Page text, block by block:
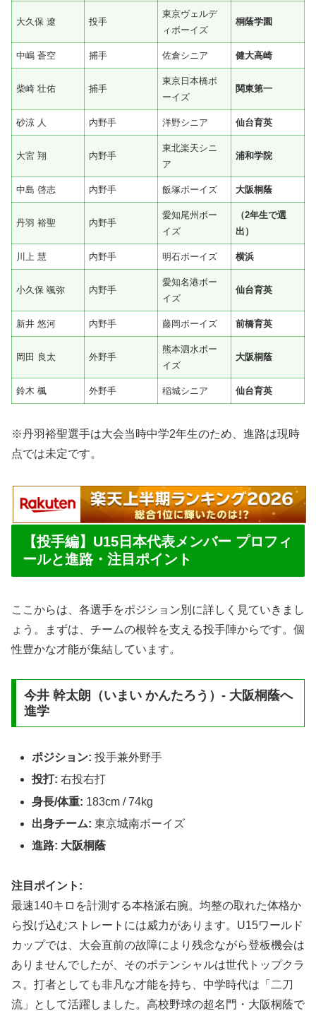
大久保 遼 投手
東京ヴェルデ
ィボーイズ
桐蔭学園
中嶋 蒼空 捕手 佐倉シニア 健大高崎
柴崎 壮佑 捕手
東京日本橋ボ
ーイズ
関東第一
砂涼 人 内野手 洋野シニア 仙台育英
大宮 翔 内野手
東北楽天シニ
ア
浦和学院
中島 啓志 内野手 飯塚ボーイズ 大阪桐蔭
丹羽 裕聖 内野手
愛知尾州ボー
イズ
（2年生で選
出）
川上 慧 内野手 明石ボーイズ 横浜
小久保 颯弥 内野手
愛知名港ボー
イズ
仙台育英
新井 悠河 内野手 藤岡ボーイズ 前橋育英
岡田 良太 外野手
熊本泗水ボー
イズ
大阪桐蔭
鈴木 楓 外野手 稲城シニア 仙台育英
※丹羽裕聖選手は大会当時中学2年生のため、進路は現時
点では未定です。
【投手編】U15日本代表メンバー プロフィ
ールと進路・注目ポイント
ここからは、各選手をポジション別に詳しく見ていきまし
ょう。まずは、チームの根幹を支える投手陣からです。個
性豊かな才能が集結しています。
今井 幹太朗（いまい かんたろう）- 大阪桐蔭へ
進学
ポジション: 投手兼外野手
投打: 右投右打
身長/体重: 183cm / 74kg
出身チーム: 東京城南ボーイズ
進路: 大阪桐蔭
注目ポイント:
最速140キロを計測する本格派右腕。均整の取れた体格か
ら投げ込むストレートには威力があります。U15ワールド
カップでは、大会直前の故障により残念ながら登板機会は
ありませんでしたが、そのポテンシャルは世代トップクラ
ス。打者としても非凡な才能を持ち、中学時代は「二刀
流」として活躍しました。高校野球の超名門・大阪桐蔭で